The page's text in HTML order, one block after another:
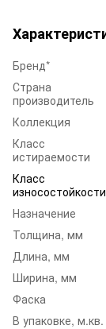
Бренд*
Страна
производитель
Коллекция
Класс
истираемости
Класс
износостойкости
Назначение
Толщина, мм
Длина, мм
Ширина, мм
Фаска
В упаковке, м.кв.